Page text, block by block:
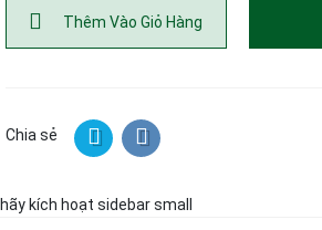
Thêm Vào Giỏ Hàng
Chia sẻ
hãy kích hoạt sidebar small